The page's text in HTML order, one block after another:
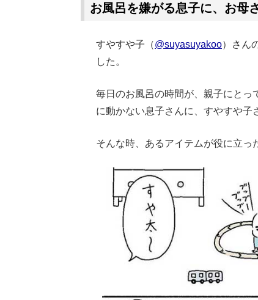
お風呂を嫌がる息子に、お母
すやすや子（@suyasuyakoo）さん
した。
毎日のお風呂の時間が、親子にとっ
に動かない息子さんに、すやすや子
そんな時、あるアイテムが役に立っ